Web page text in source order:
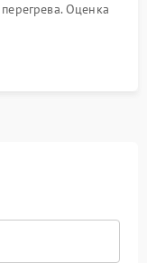
Оценка
на тестовых
и кнопок